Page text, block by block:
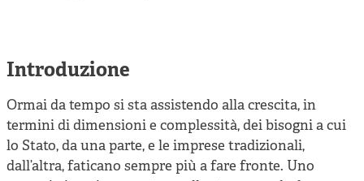
Introduzione
Ormai da tempo si sta assistendo alla crescita, in
termini di dimensioni e complessità, dei bisogni a cui
lo Stato, da una parte, e le imprese tradizionali,
dall’altra, faticano sempre più a fare fronte. Uno